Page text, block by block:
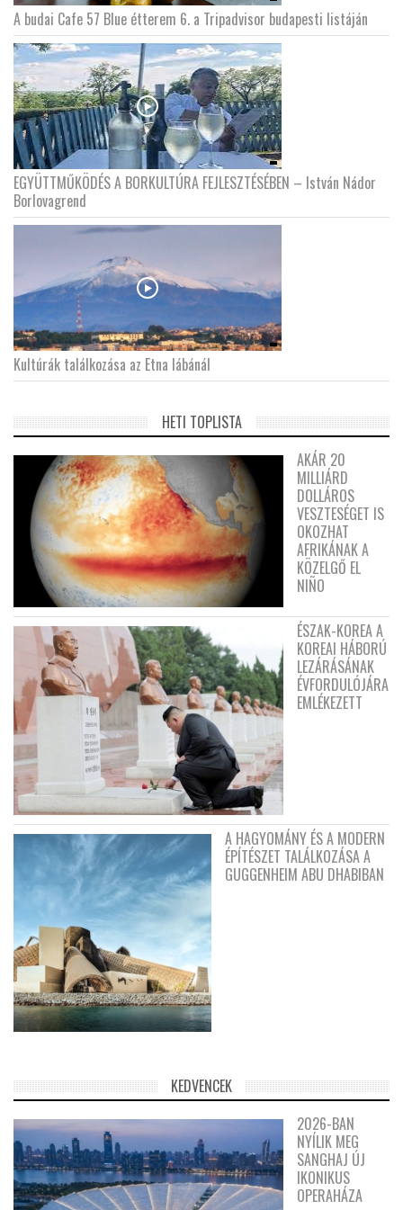
A budai Cafe 57 Blue étterem 6. a Tripadvisor budapesti listáján
EGYÜTTMŰKÖDÉS A BORKULTÚRA FEJLESZTÉSÉBEN – István Nádor
Borlovagrend
Kultúrák találkozása az Etna lábánál
HETI TOPLISTA
AKÁR 20
MILLIÁRD
DOLLÁROS
VESZTESÉGET IS
OKOZHAT
AFRIKÁNAK A
KÖZELGŐ EL
NIÑO
ÉSZAK-KOREA A
KOREAI HÁBORÚ
LEZÁRÁSÁNAK
ÉVFORDULÓJÁRA
EMLÉKEZETT
A HAGYOMÁNY ÉS A MODERN
ÉPÍTÉSZET TALÁLKOZÁSA A
GUGGENHEIM ABU DHABIBAN
KEDVENCEK
2026-BAN
NYÍLIK MEG
SANGHAJ ÚJ
IKONIKUS
OPERAHÁZA